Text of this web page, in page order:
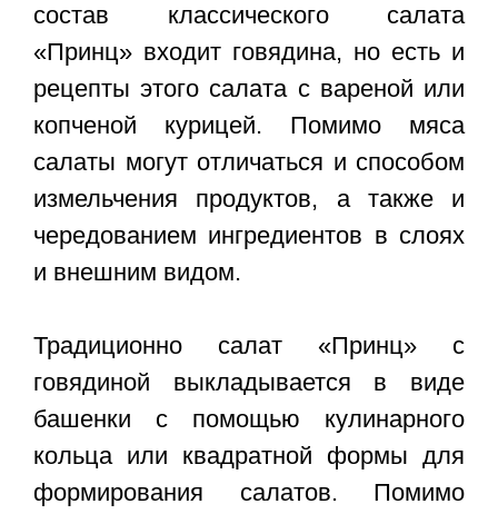
состав классического салата
«Принц» входит говядина, но есть и
рецепты этого салата с вареной или
копченой курицей. Помимо мяса
салаты могут отличаться и способом
измельчения продуктов, а также и
чередованием ингредиентов в слоях
и внешним видом.
Традиционно салат «Принц» с
говядиной выкладывается в виде
башенки с помощью кулинарного
кольца или квадратной формы для
формирования салатов. Помимо